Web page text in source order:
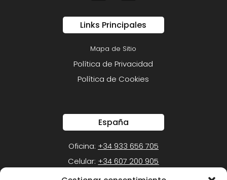
Links Principales
Mapa de Sitio
Política de Privacidad
Política de Cookies
España
Oficina: +34 933 656 705
Celular: +34 607 200 905